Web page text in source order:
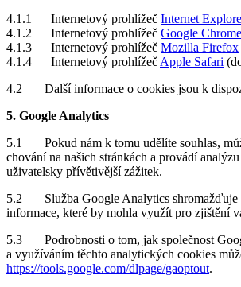
4.1.1 Internetový prohlížeč Internet
4.1.2 Internetový prohlížeč Google Chrome
4.1.3 Internetový prohlížeč Mozilla Firefox
4.1.4 Internetový prohlížeč Apple Safari
4.2 Další informace o cookies jsou k
5. Google Analytics
5.1 Pokud nám k tomu udělíte souhlas,
chování na našich stránkách a provádí
uživatelsky přívětivější zážitek.
5.2 Služba Google Analytics shromažďuje s
informace, které by mohla využít pro zjištění
5.3 Podrobnosti o tom, jak společnost
a využíváním těchto analytických cookies
https://tools.google.com/dlpage/gaoptout.